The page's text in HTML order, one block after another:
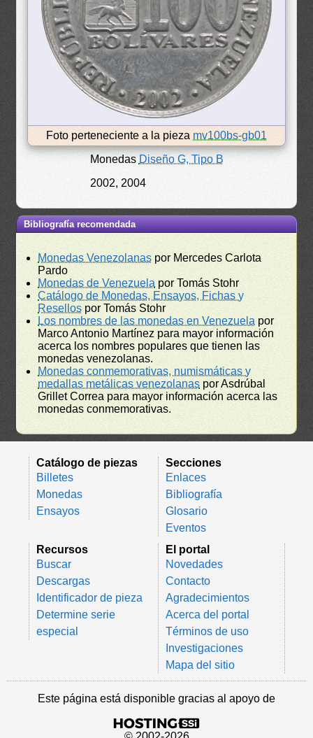
Foto perteneciente a la pieza mv100bs-gb01
Monedas Diseño G, Tipo B
2002, 2004
Bibliografía recomendada
Monedas Venezolanas por Mercedes Carlota
Pardo
Monedas de Venezuela por Tomás Stohr
Catálogo de Monedas, Ensayos, Fichas y
Resellos por Tomás Stohr
Los nombres de las monedas en Venezuela por
Marco Antonio Martínez para mayor información
acerca los nombres populares que tienen las
monedas venezolanas.
Monedas conmemorativas, numismáticas y
medallas metálicas venezolanas por Asdrúbal
Grillet Correa para mayor información acerca las
monedas conmemorativas.
Catálogo de piezas
Billetes
Monedas
Ensayos
Secciones
Enlaces
Bibliografía
Glosario
Eventos
Recursos
Buscar
Descargas
Identificador de pieza
Determine serie
especial
El portal
Novedades
Contacto
Agradecimientos
Acerca del portal
Términos de uso
Investigaciones
Mapa del sitio
Este página está disponible gracias al apoyo de